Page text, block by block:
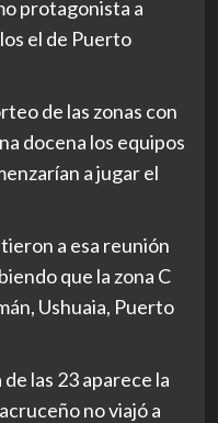
protagonista a
el de Puerto
de las zonas con
docena los equipos
a jugar el
a esa reunión
que la zona C
Ushuaia, Puerto
las 23 aparece la
no viajó a